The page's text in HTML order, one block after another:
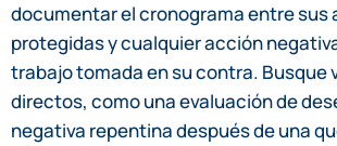
documentar el cronograma entre sus
protegidas y cualquier acción
trabajo tomada en su contra. Busque
directos, como una evaluación de
negativa repentina después de una